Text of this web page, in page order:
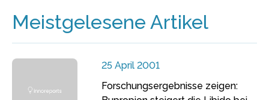
Meistgelesene Artikel
25 April 2001
Forschungsergebnisse zeigen: